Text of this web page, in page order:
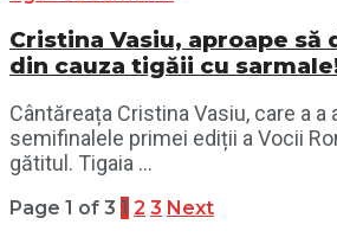
Cristina Vasiu, aproape să
din cauza tigăii cu
Cântăreața Cristina Vasiu, care a a
semifinalele primei ediții a Vocii
gătitul. Tigaia ...
Page 1 of 3 1 2 3 Next